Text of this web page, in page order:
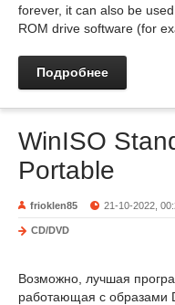
forever, it can also be
ROM drive software (for
Подробнее
WinISO
Portable
frioklen85 21-10-2022,
CD/DVD
Возможно, лучшая
работающая с образами